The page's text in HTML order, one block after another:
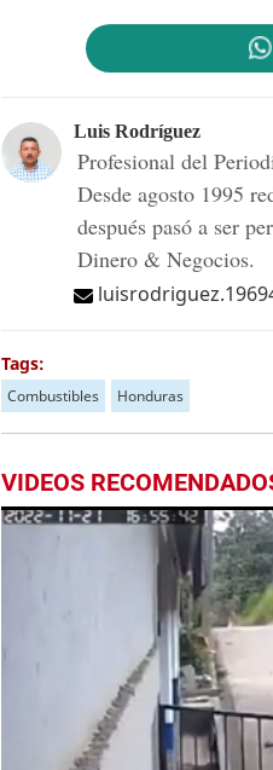
Luis Rodríguez
Profesional del
Desde agosto 1995
después pasó a ser
Dinero & Negocios.
Tags:
Combustibles Honduras
VIDEOS